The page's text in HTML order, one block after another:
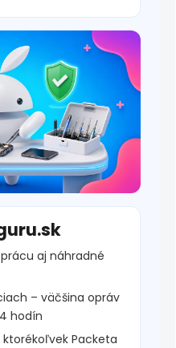
aj náhradné
– väčšina opráv
hodín
Packeta